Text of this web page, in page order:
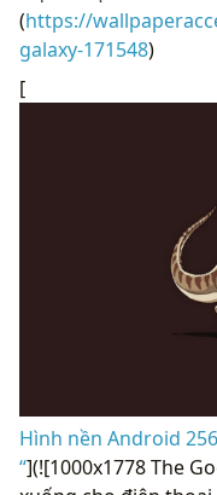
(https://
galaxy-171548)
[
Hình nền Android
“](![1000x1778 The